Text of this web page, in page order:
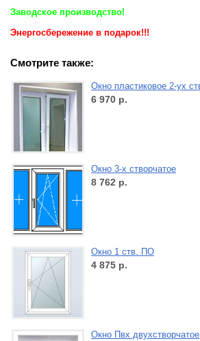
Заводское производство!
Энергосбережение в подарок!!!
Смотрите также:
Окно пластиковое 2-ух
6 970 р.
Окно 3-х створчатое
8 762 р.
Окно 1 ств. ПО
4 875 р.
Окно Пвх двухстворчатое